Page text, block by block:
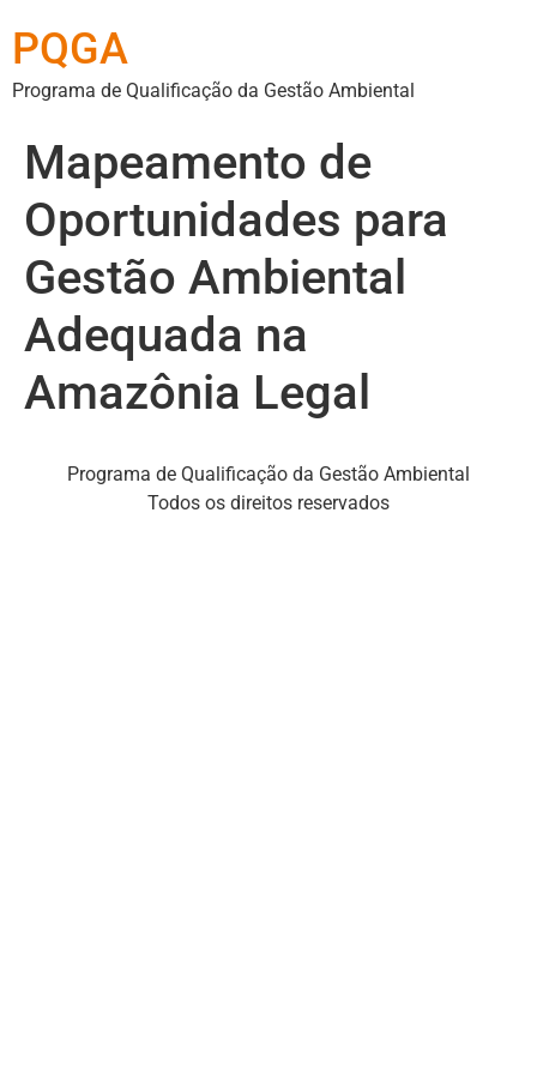
PQGA
Programa de Qualificação da Gestão Ambiental
Mapeamento de
Oportunidades para
Gestão Ambiental
Adequada na
Amazônia Legal
Programa de Qualificação da Gestão Ambiental
Todos os direitos reservados